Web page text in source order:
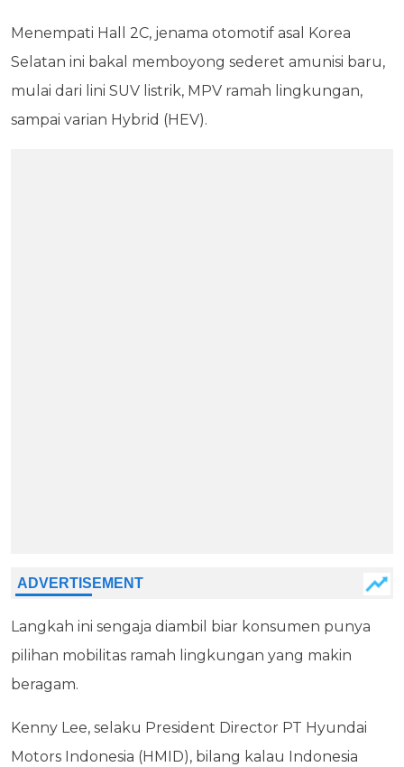
Menempati Hall 2C, jenama otomotif asal Korea
Selatan ini bakal memboyong sederet amunisi baru,
mulai dari lini SUV listrik, MPV ramah lingkungan,
sampai varian Hybrid (HEV).
Langkah ini sengaja diambil biar konsumen punya
pilihan mobilitas ramah lingkungan yang makin
beragam.
Kenny Lee, selaku President Director PT Hyundai
Motors Indonesia (HMID), bilang kalau Indonesia